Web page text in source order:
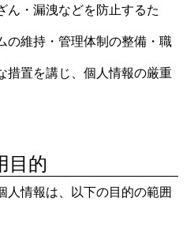
ん・漏洩などを防止するた
の維持・管理体制の整備・職
措置を講じ、個人情報の厳重
目的
人情報は、以下の目的の範囲